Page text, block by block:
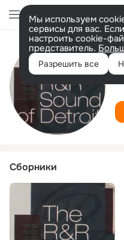
Мы используем
сервисы для вас.
настроить cookie-
представитель.
Разрешить все
Сборники